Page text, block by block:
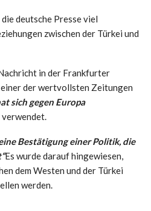
deutsche Presse viel
zwischen der Türkei und
in der Frankfurter
der wertvollsten Zeitungen
sich gegen Europa
Bestätigung einer Politik, die
Es wurde darauf hingewiesen,
dem Westen und der Türkei
werden.